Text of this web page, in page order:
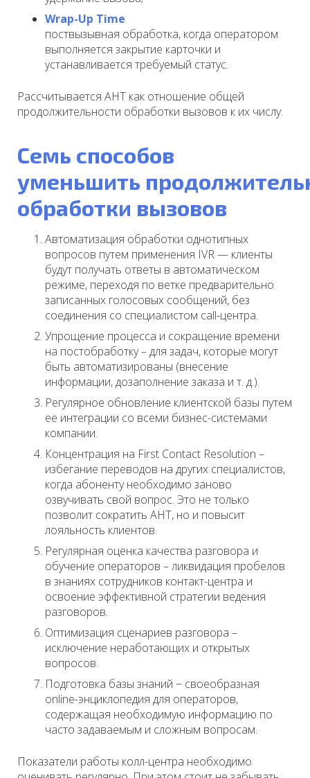
Wrap-Up Time
поствызывная обработка, когда оператором
выполняется закрытие карточки и
устанавливается требуемый статус.
Рассчитывается AHT как отношение общей
продолжительности обработки вызовов к их числу.
Семь способов
уменьшить прод
обработки вызовов
Автоматизация обработки однотипных
вопросов путем применения IVR — клиенты
будут получать ответы в автоматическом
режиме, переходя по ветке предварительно
записанных голосовых сообщений, без
соединения со специалистом call-центра.
Упрощение процесса и сокращение времени
на постобработку – для задач, которые могут
быть автоматизированы (внесение
информации, дозаполнение заказа и т. д.).
Регулярное обновление клиентской базы путем
ее интеграции со всеми бизнес-системами
компании.
Концентрация на First Contact Resolution –
избегание переводов на других специалистов,
когда абоненту необходимо заново
озвучивать свой вопрос. Это не только
позволит сократить AHT, но и повысит
лояльность клиентов.
Регулярная оценка качества разговора и
обучение операторов – ликвидация пробелов
в знаниях сотрудников контакт-центра и
освоение эффективной стратегии ведения
разговоров.
Оптимизация сценариев разговора –
исключение неработающих и открытых
вопросов.
Подготовка базы знаний − своеобразная
online-энциклопедия для операторов,
содержащая необходимую информацию по
часто задаваемым и сложным вопросам.
Показатели работы колл-центра необходимо